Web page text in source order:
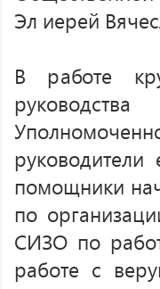
Эл иерей
В работе
помощники
по
СИЗО по
работе с